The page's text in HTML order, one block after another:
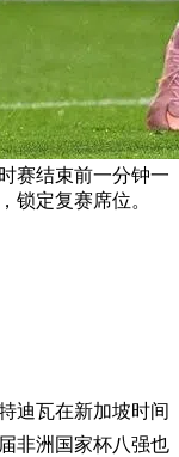
赛结束前一分钟一
锁定复赛席位。
迪瓦在新加坡时间
非洲国家杯八强也